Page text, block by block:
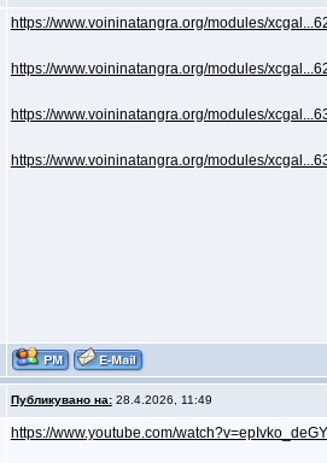
https://www.voininatangra.org/modules/
https://www.voininatangra.org/modules/
https://www.voininatangra.org/modules/
https://www.voininatangra.org/modules/
Публикувано на:28.4.2026, 11:49
https://www.youtube.com/